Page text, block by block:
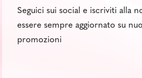
Seguici sui social e iscriviti alla
essere sempre aggiornato su
promozioni